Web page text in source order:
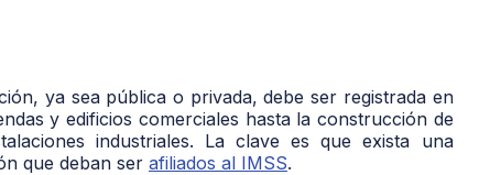
ya sea pública o privada, debe ser registrada en
y edificios comerciales hasta la construcción de
industriales. La clave es que exista una
que deban ser afiliados al IMSS.